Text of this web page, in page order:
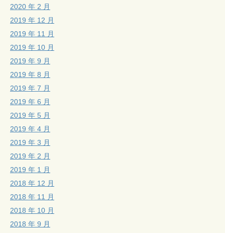
2020 年 2 月
2019 年 12 月
2019 年 11 月
2019 年 10 月
2019 年 9 月
2019 年 8 月
2019 年 7 月
2019 年 6 月
2019 年 5 月
2019 年 4 月
2019 年 3 月
2019 年 2 月
2019 年 1 月
2018 年 12 月
2018 年 11 月
2018 年 10 月
2018 年 9 月